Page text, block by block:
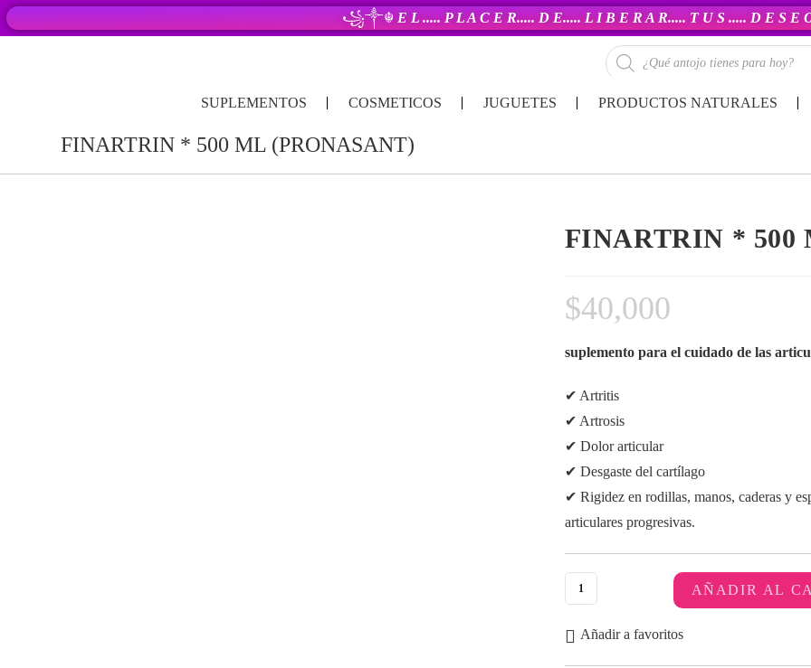
꧁༒☬ E L ..... P L A C E R..... D E..... L I B E R A R..... T U S ..... D E S E
SUPLEMENTOS COSMETICOS JUGUETES PRODUCTOS NATURALES
FINARTRIN * 500 ML (PRONASANT)
FINARTRIN * 500
$40,000
suplemento para el cuidado de las
✔ Artritis
✔ Artrosis
✔ Dolor articular
✔ Desgaste del cartílago
✔ Rigidez en rodillas, manos, caderas y
articulares progresivas.
AÑADIR AL
Añadir a favoritos